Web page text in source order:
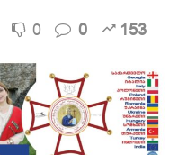
0 0 153